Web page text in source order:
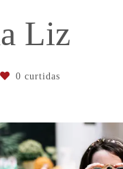
Liz
0 curtidas